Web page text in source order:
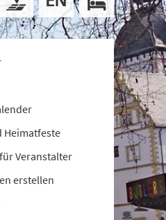
Heimatfeste
Veranstalter
erstellen